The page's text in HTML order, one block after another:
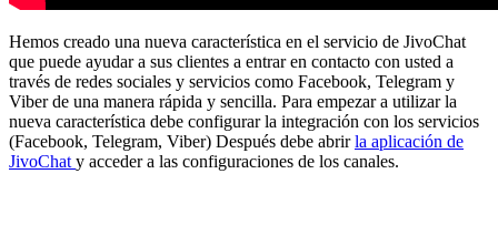
Hemos creado una nueva característica en el servicio de JivoChat
que puede ayudar a sus clientes a entrar en contacto con usted a
través de redes sociales y servicios como Facebook, Telegram y
Viber de una manera rápida y sencilla. Para empezar a utilizar la
nueva característica debe configurar la integración con los servicios
(Facebook, Telegram, Viber) Después debe abrirla aplicación de
JivoChat y acceder a las configuraciones de los canales.